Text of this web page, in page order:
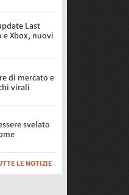
Last
e Xbox, nuovi
di mercato e
virali
svelato
LE NOTIZIE